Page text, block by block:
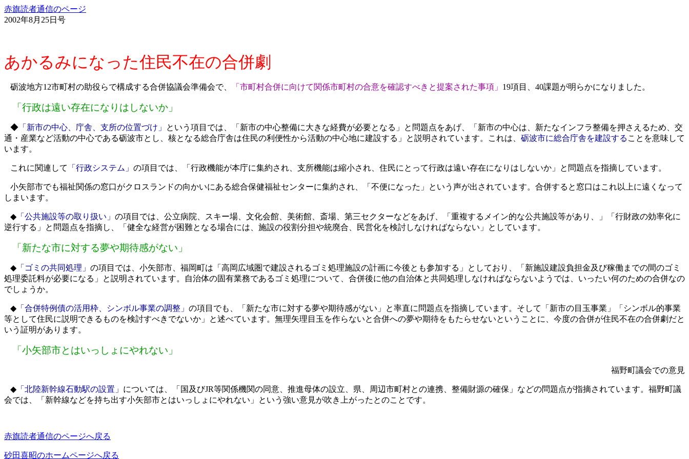
赤旗読者通信のページ
2002年8月25日号
あかるみになった住民不在の合併劇
砺波地方12市町村の助役らで構成する合併協議会準備会で、 「市町村合併に向けて関係市町村の合意を確認すべきと提案された事項」 19項目、 40課題が明らかになりました。
「行政は遠い存在になりはしないか」
◆「新市の中心、庁舎、支所の位置づけ」
という項目では、「新市の中心整備に大きな経費が必要となる」と問題点をあげ、「新市の中心は、新たなインフラ整備を押さえるため、交
通・産業など活動の中心である砺波市とし、核となる総合庁舎は住民の利便性から活動の中心地に建設する」と説明されています。これは、 砺波市に総合庁舎を建設する ことを意味して
います。
これに関連して 「行政システム」 の項目では、「行政機能が本庁に集約され、支所機能は縮小され、住民にとって行政は遠い存在になりはしないか」と問題点を指摘しています。
小矢部市でも福祉関係の窓口がクロスランドの向かいにある総合保健福祉センターに集約され、「不便になった」という声が出されています。合併すると窓口はこれ以上に遠くなって
しまいます。
◆「公共施設等の取り扱い」 の項目では、公立病院、スキー場、文化会館、美術館、斎場、第三セクターなどをあげ、「重複するメイン的な公共施設等があり、」「行財政の効率化に
逆行する」と問題点を指摘し、「健全な経営が困難となる場合には、施設の役割分担や統廃合、民営化を検討しなければならない」としています。
「新たな市に対する夢や期待感がない」
◆「ゴミの共同処理」 の項目では、小矢部市、福岡町は「高岡広域圏で建設されるゴミ処理施設の計画に今後とも参加する」としており、「新施設建設負担金及び稼働までの間のゴミ
処理委託料が必要になる」と説明されています。自治体の固有業務であるゴミ処理について、合併後に他の自治体と共同処理しなければならないようでは、いったい何のための合併なの
でしょうか。
◆「合併特例債の活用枠、シンボル事業の調整」 の項目でも、「新たな市に対する夢や期待感がない」と率直に問題点を指摘しています。そして「新市の目玉事業」「シンボル的事業
等として住民に説明できるものを検討すべきでないか」と述べています。無理矢理目玉を作らないと合併への夢や期待をもたらせないということに、今度の合併が住民不在の合併劇だと
いう証明があります。
「小矢部市とはいっしょにやれない」
福野町議会での意見
◆「北陸新幹線石動駅の設置」 については、「国及びJR等関係機関の同意、推進母体の設立、県、周辺市町村との連携、整備財源の確保」などの問題点が指摘されています。福野町議
会では、「新幹線などを持ち出す小矢部市とはいっしょにやれない」という強い意見が吹き上がったとのことです。
赤旗読者通信のページへ戻る
砂田喜昭のホームページへ戻る